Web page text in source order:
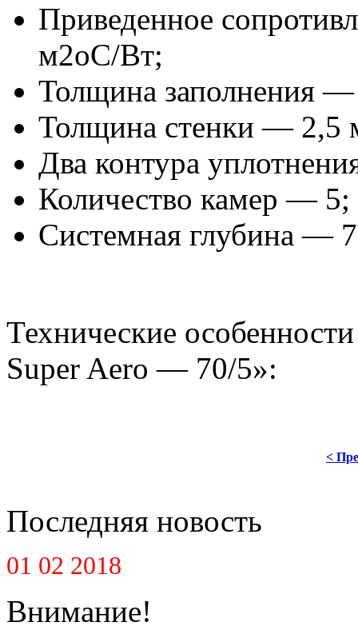
Приведенное
м2oС/Вт;
Толщина заполнения
Толщина стенки — 2,5
Два контура
Количество камер — 5;
Системная глубина —
Технические
Super Aero — 70/5»:
<
Последняя новость
01 02 2018
Внимание!